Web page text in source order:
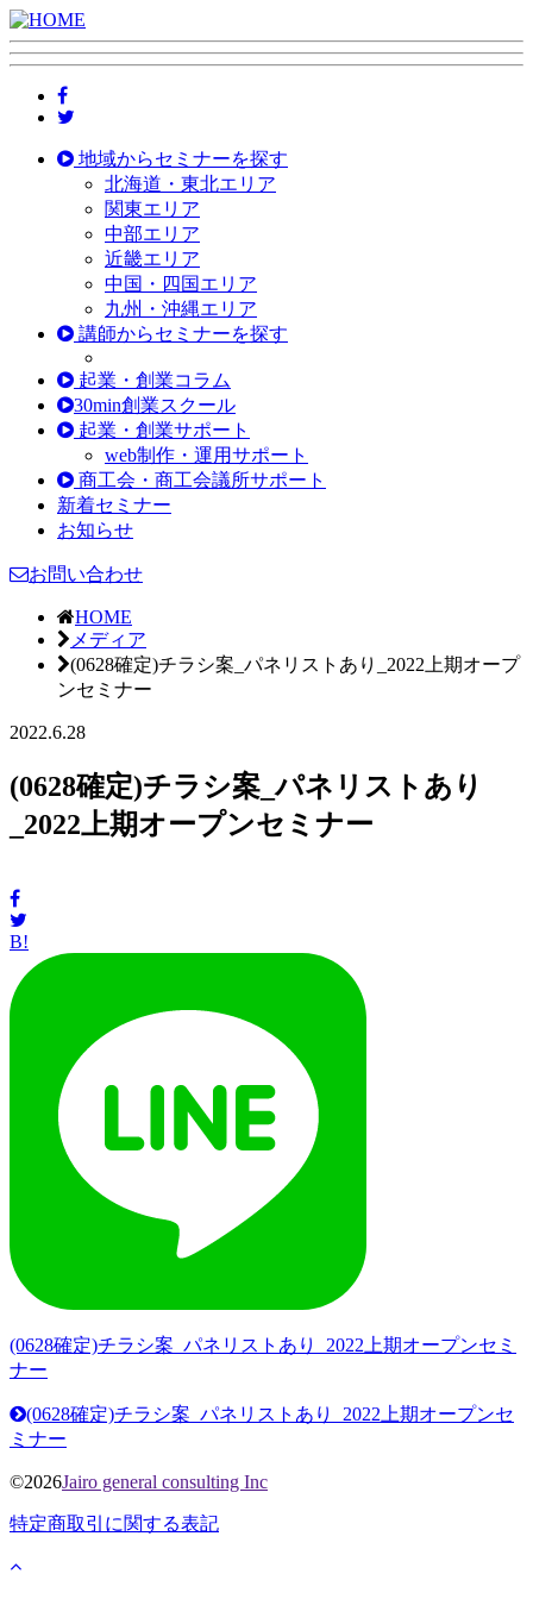
地域からセミナーを探す
北海道・東北エリア
関東エリア
中部エリア
近畿エリア
中国・四国エリア
九州・沖縄エリア
講師からセミナーを探す
起業・創業コラム
30min創業スクール
起業・創業サポート
web制作・運用サポート
商工会・商工会議所サポート
新着セミナー
お知らせ
お問い合わせ
HOME
メディア
(0628確定)チラシ案_パネリストあり_2022上期オープ
ンセミナー
2022.6.28
(0628確定)チラシ案_パネリストあり
_2022上期オープンセミナー
B!
(0628確定)チラシ案_パネリストあり_2022上期オープンセミ
ナー
(0628確定)チラシ案_パネリストあり_2022上期オープンセ
ミナー
©2026Jairo general consulting Inc
特定商取引に関する表記